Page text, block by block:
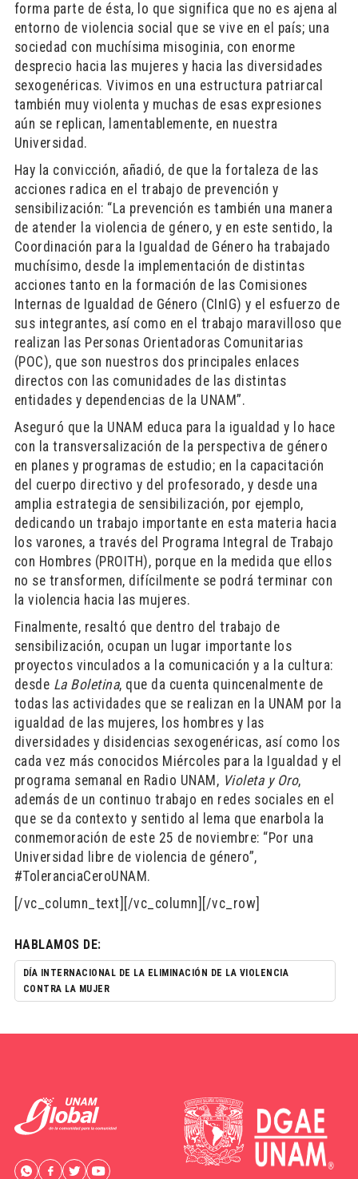
forma parte de ésta, lo que significa que no es ajena al
entorno de violencia social que se vive en el país; una
sociedad con muchísima misoginia, con enorme
desprecio hacia las mujeres y hacia las diversidades
sexogenéricas. Vivimos en una estructura patriarcal
también muy violenta y muchas de esas expresiones
aún se replican, lamentablemente, en nuestra
Universidad.
Hay la convicción, añadió, de que la fortaleza de las
acciones radica en el trabajo de prevención y
sensibilización: “La prevención es también una manera
de atender la violencia de género, y en este sentido, la
Coordinación para la Igualdad de Género ha trabajado
muchísimo, desde la implementación de distintas
acciones tanto en la formación de las Comisiones
Internas de Igualdad de Género (CInIG) y el esfuerzo de
sus integrantes, así como en el trabajo maravilloso que
realizan las Personas Orientadoras Comunitarias
(POC), que son nuestros dos principales enlaces
directos con las comunidades de las distintas
entidades y dependencias de la UNAM”.
Aseguró que la UNAM educa para la igualdad y lo hace
con la transversalización de la perspectiva de género
en planes y programas de estudio; en la capacitación
del cuerpo directivo y del profesorado, y desde una
amplia estrategia de sensibilización, por ejemplo,
dedicando un trabajo importante en esta materia hacia
los varones, a través del Programa Integral de Trabajo
con Hombres (PROITH), porque en la medida que ellos
no se transformen, difícilmente se podrá terminar con
la violencia hacia las mujeres.
Finalmente, resaltó que dentro del trabajo de
sensibilización, ocupan un lugar importante los
proyectos vinculados a la comunicación y a la cultura:
desde La Boletina, que da cuenta quincenalmente de
todas las actividades que se realizan en la UNAM por la
igualdad de las mujeres, los hombres y las
diversidades y disidencias sexogenéricas, así como los
cada vez más conocidos Miércoles para la Igualdad y el
programa semanal en Radio UNAM, Violeta y Oro,
además de un continuo trabajo en redes sociales en el
que se da contexto y sentido al lema que enarbola la
conmemoración de este 25 de noviembre: “Por una
Universidad libre de violencia de género”,
#ToleranciaCeroUNAM.
[/vc_column_text][/vc_column][/vc_row]
HABLAMOS DE:
DÍA INTERNACIONAL DE LA ELIMINACIÓN DE LA VIOLENCIA
CONTRA LA MUJER